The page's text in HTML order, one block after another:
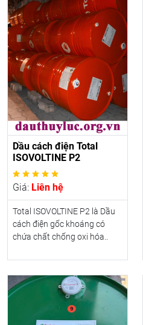
Dầu cách điện Total
ISOVOLTINE P2
Giá: Liên hệ
Total ISOVOLTINE P2 là Dầu
cách điện gốc khoáng có
chứa chất chống oxi hóa..